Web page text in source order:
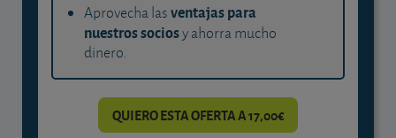
Aprovecha lasventajas para
nuestros sociosy ahorra mucho
dinero.
QUIERO ESTA OFERTA A 17,00€